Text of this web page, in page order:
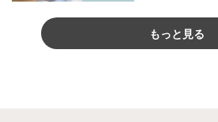
もっと見る